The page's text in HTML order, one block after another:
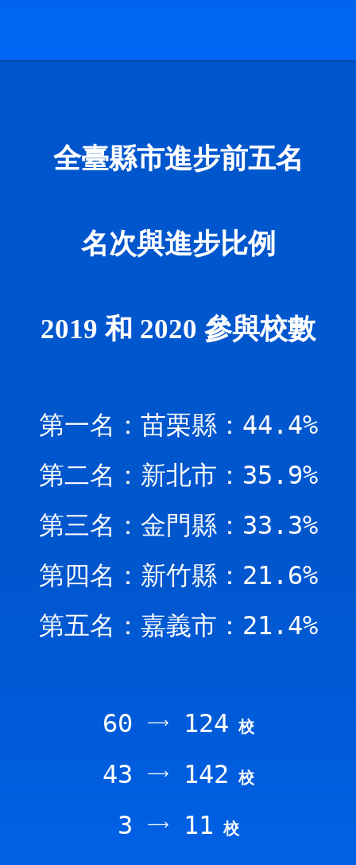
全臺縣市進步前五名
名次與進步比例
2019 和 2020 參與校數
第一名：苗栗縣：44.4%
第二名：新北市：35.9%
第三名：金門縣：33.3%
第四名：新竹縣：21.6%
第五名：嘉義市：21.4%
60 124 校
43 142 校
3 11 校